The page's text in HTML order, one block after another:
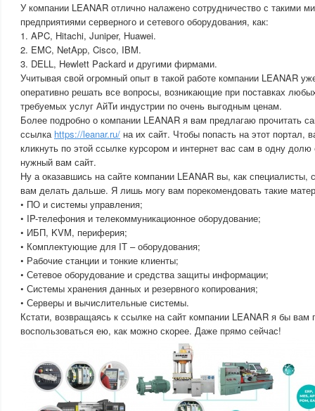
У компании LEANAR отлично налажено сотрудничество с такими
предприятиями серверного и сетевого оборудования, как:
1. APC, Hitachi, Juniper, Huawei.
2. EMC, NetApp, Cisco, IBM.
3. DELL, Hewlett Packard и другими фирмами.
Учитывая свой огромный опыт в такой работе компании LEANAR
оперативно решать все вопросы, возникающие при поставках
требуемых услуг АйТи индустрии по очень выгодным ценам.
Более подробно о компании LEANAR я вам предлагаю прочитать
ссылка https://leanar.ru/ на их сайт. Чтобы попасть на этот портал,
кликнуть по этой ссылке курсором и интернет вас сам в одну
нужный вам сайт.
Ну а оказавшись на сайте компании LEANAR вы, как специалисты,
вам делать дальше. Я лишь могу вам порекомендовать такие
• ПО и системы управления;
• IP-телефония и телекоммуникационное оборудование;
• ИБП, KVM, периферия;
• Комплектующие для IT – оборудования;
• Рабочие станции и тонкие клиенты;
• Сетевое оборудование и средства защиты информации;
• Системы хранения данных и резервного копирования;
• Серверы и вычислительные системы.
Кстати, возвращаясь к ссылке на сайт компании LEANAR я бы вам
воспользоваться ею, как можно скорее. Даже прямо сейчас!